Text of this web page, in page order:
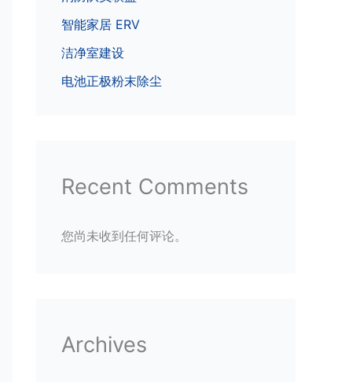
智能家居 ERV
洁净室建设
电池正极粉末除尘
Recent Comments
您尚未收到任何评论。
Archives